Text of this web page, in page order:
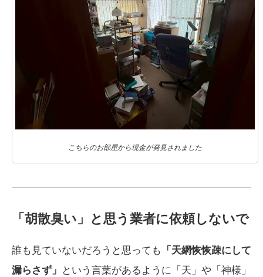
こちらのお部屋から現金が発見されました
「胡散臭い」と思う業者に依頼しないで
誰も見ていないだろうと思っても
「天網恢恢疎にして
漏らさず」
という言葉があるように「天」や「神様」